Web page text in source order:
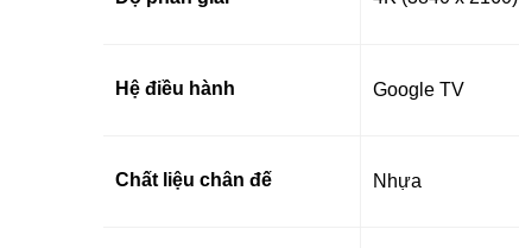
Hệ điều hành Google TV
Chất liệu chân đế Nhựa